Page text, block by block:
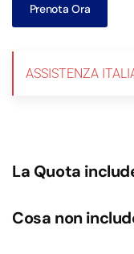
Prenota Ora
ASSISTENZA
La Quota
Cosa non